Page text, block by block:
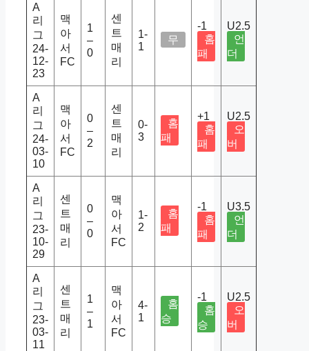
A
리
그
24-
12-
23
맥
아
서
FC
1
–
0
센
트
매
리
1-
1
무
-1
홈
패
U2.5
언
더
A
리
그
24-
03-
10
맥
아
서
FC
0
–
2
센
트
매
리
0-
3
홈
패
+1
홈
패
U2.5
오
버
A
리
그
23-
10-
29
센
트
매
리
0
–
0
맥
아
서
FC
1-
2
홈
패
-1
홈
패
U3.5
언
더
A
리
그
23-
03-
11
센
트
매
리
1
–
1
맥
아
서
FC
4-
1
홈
승
-1
홈
승
U2.5
오
버